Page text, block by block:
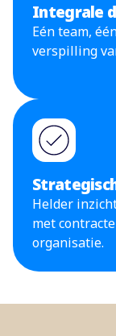
Integrale
Eén team,
verspilling
Helder
met
organisatie.